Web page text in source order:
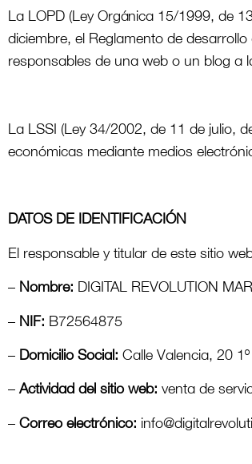
La LOPD (Ley Orgánica 15/1999, de
diciembre, el Reglamento de
responsables de una web o un blog a
La LSSI (Ley 34/2002, de 11 de julio,
económicas mediante medios
DATOS DE IDENTIFICACIÓN
El responsable y titular de este sitio
– Nombre: DIGITAL REVOLUTION
– NIF: B72564875
– Domicilio Social: Calle Valencia, 20
–Actividad del sitio web: venta de
– Correo electrónico: